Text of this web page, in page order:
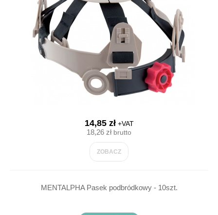
14,85 zł+VAT
18,26 złbrutto
ZOBACZ
MENTALPHA Pasek podbródkowy - 10szt.